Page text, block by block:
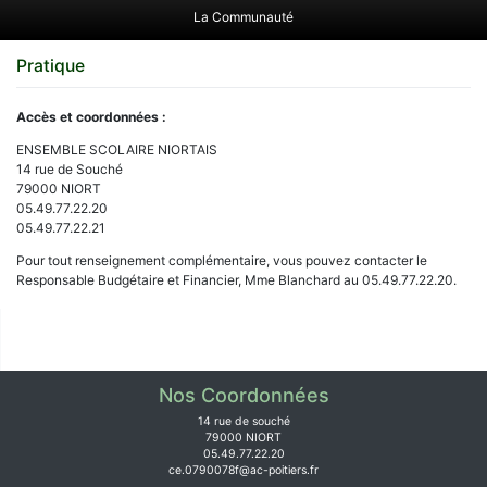
La Communauté
Pratique
Accès et coordonnées :
ENSEMBLE SCOLAIRE NIORTAIS
14 rue de Souché
79000 NIORT
05.49.77.22.20
05.49.77.22.21
Pour tout renseignement complémentaire, vous pouvez contacter le
Responsable Budgétaire et Financier, Mme Blanchard au 05.49.77.22.20.
Nos Coordonnées
14 rue de souché
79000 NIORT
05.49.77.22.20
ce.0790078f@ac-poitiers.fr